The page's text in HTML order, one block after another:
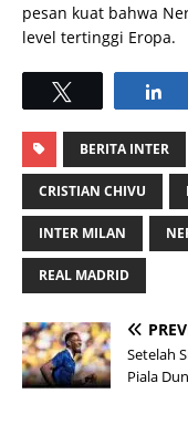
pesan kuat bahwa
level tertinggi Eropa.
BERITA INTER
CRISTIAN CHIVU
INTER MILAN
REAL MADRID
Setelah
Piala